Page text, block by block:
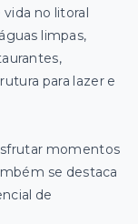
no litoral
limpas,
para lazer e
momentos
se destaca
de